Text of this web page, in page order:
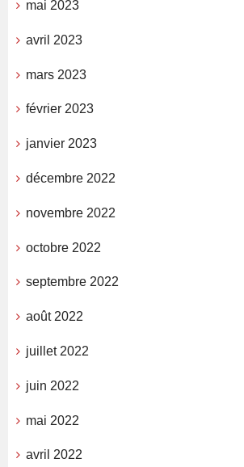
mai 2023
avril 2023
mars 2023
février 2023
janvier 2023
décembre 2022
novembre 2022
octobre 2022
septembre 2022
août 2022
juillet 2022
juin 2022
mai 2022
avril 2022